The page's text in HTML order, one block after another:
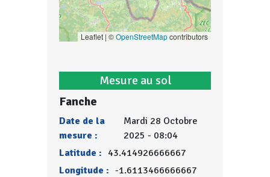
Leaflet | ©OpenStreetMapcontributors
Mesure au sol
Fanche
Date de la
mesure :
Mardi 28 Octobre
2025 - 08:04
Latitude : 43.414926666667
Longitude : -1.6113466666667